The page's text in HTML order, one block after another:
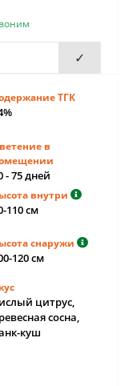
✓
ТГК
в
- 75 дней
внутри
110 cм
снаружи
120 cм
цитрус,
сосна,
куш